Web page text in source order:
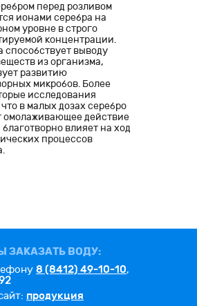
перед розливом
ионами серебра на
уровне в строго
концентрации.
способствует выводу
из организма,
развитию
микробов. Более
исследования
в малых дозах серебро
омолаживающее действие
благотворно влияет на ход
процессов
ЗАКАЗАТЬ ВОДУ:
8 (8412) 49-10-10,
продукция